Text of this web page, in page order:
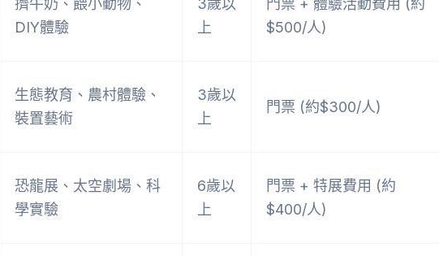
擠牛奶、餵小動物、
DIY體驗
3歲以
上
門票 + 體驗活動費用 (約
$500/人)
生態教育、農村體驗、
裝置藝術
3歲以
上
門票 (約$300/人)
恐龍展、太空劇場、科
學實驗
6歲以
上
門票 + 特展費用 (約
$400/人)